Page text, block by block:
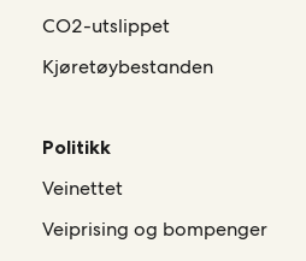
CO2-utslippet
Kjøretøybestanden
Politikk
Veinettet
Veiprising og bompenger